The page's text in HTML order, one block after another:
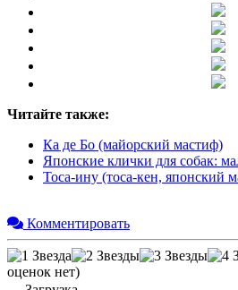
Читайте также:
Ка де Бо (майорский мастиф)
Японские клички для собак:
Тоса-ину (тоса-кен, японский
Комментировать
оценок нет)